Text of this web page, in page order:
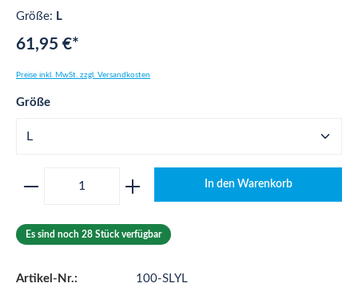
Größe: L
61,95 €*
Preise inkl. MwSt. zzgl. Versandkosten
Größeauswählen
Produkt Anzahl: Gib den gewünschten
In den Warenkorb
Es sind noch 28 Stück verfügbar
Artikel-Nr.: 100-SLYL